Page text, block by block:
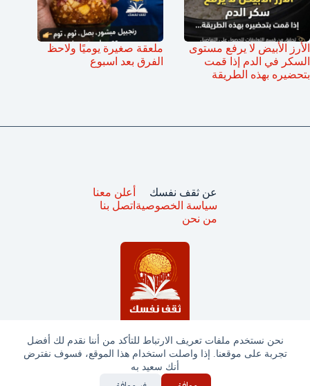
نحن نستخدم ملفات تعريف الارتباط للتأكد من أننا نقدم لك أفضل
تجربة على موقعنا. إذا واصلت استخدام هذا الموقع، فسوف نفترض
أنك سعيد به
الأرز الأبيض لا يرفع مستوى
السكر في الدم إذا قمت
بتحضيره بهذه الطريقة
ملعقة صغيرة يوميًا ولاحظ
الفرق بعد اسبوع
جميع الحقوق محفوظة © ثقف نفسك 2025
عن ثقف نفسك
سياسة الخصوصية
من نحن
أعلن معنا
اتصل بنا